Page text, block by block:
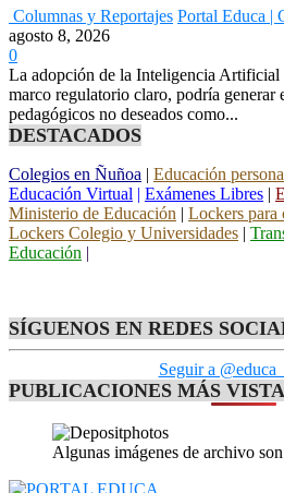
Columnas y Reportajes Portal Educa |
agosto 8, 2026
0
La adopción de la Inteligencia Artificial
marco regulatorio claro, podría generar
pedagógicos no deseados como...
DESTACADOS
Colegios en Ñuñoa | Educación
Educación Virtual | Exámenes Libres |
Ministerio de Educación | Lockers para
Lockers Colegio y Universidades |
Educación |
SÍGUENOS EN REDES
Seguir a
PUBLICACIONES MÁS
Algunas imágenes de archivo